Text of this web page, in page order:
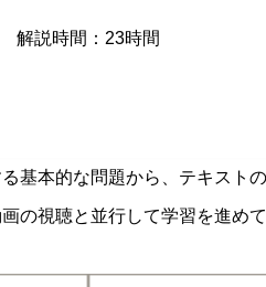
解説時間：23時間
基本的な問題から、テキスト
の視聴と並行して学習を進めて